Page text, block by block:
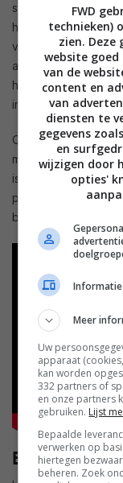
spraakassistenten
halen, al missen we
vandaan kunt
aangeef dat je
horen dat je op het
informatie als je
Opmerkelijk, want
met meer
is zelfs nog iets
plegen, dan
bent. Klinkt
Blijf alert bij
FWD
technieken)
zien. Deze
website
van de
content en
van
diensten te
gegevens
en
wijzigen door
opties'
Meer
Uw
apparaat
kan worden
332 partners of
en onze partners
gebruiken. Lijst
Bepaalde
verwerken op
hiertegen
beheren. Zoek